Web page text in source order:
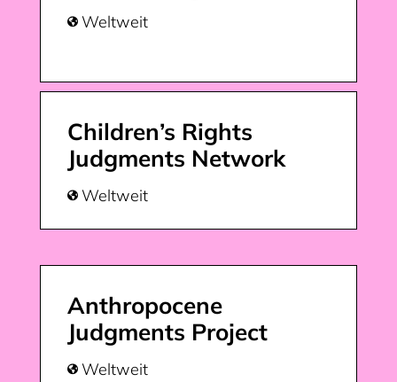
Anthropocene
Judgments Project
 Weltweit
Children’s Rights
Judgments Network
 Weltweit
 Weltweit